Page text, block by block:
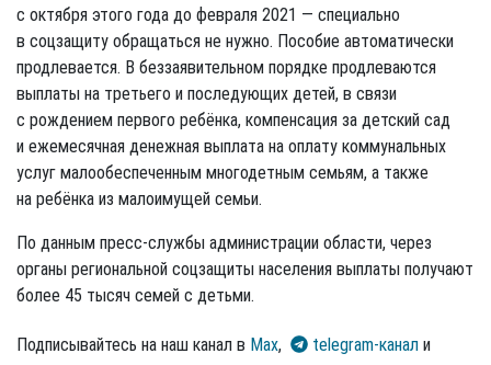
с октября этого года до февраля 2021 — специально
в соцзащиту обращаться не нужно. Пособие автоматически
продлевается. В беззаявительном порядке продлеваются
выплаты на третьего и последующих детей, в связи
с рождением первого ребёнка, компенсация за детский сад
и ежемесячная денежная выплата на оплату коммунальных
услуг малообеспеченным многодетным семьям, а также
на ребёнка из малоимущей семьи.
По данным пресс-службы администрации области, через
органы региональной соцзащиты населения выплаты получают
более 45 тысяч семей с детьми.
Подписывайтесь на наш канал в Max, telegram-канал и